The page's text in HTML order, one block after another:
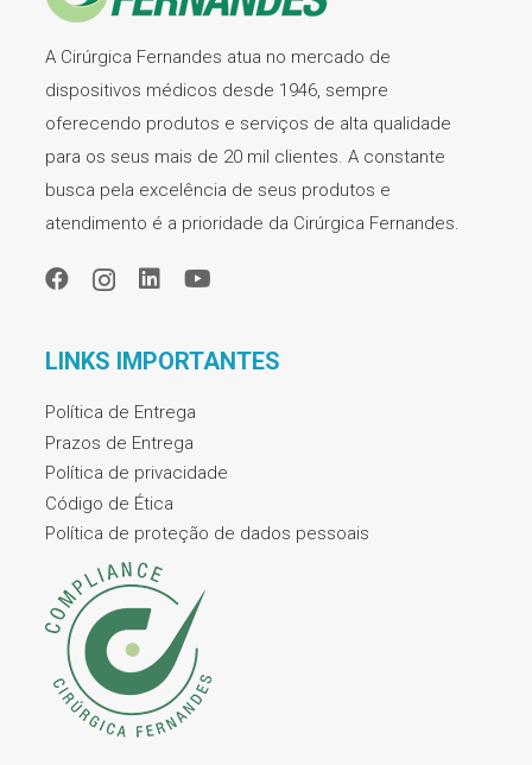
A Cirúrgica Fernandes atua no mercado de
dispositivos médicos desde 1946, sempre
oferecendo produtos e serviços de alta qualidade
para os seus mais de 20 mil clientes. A constante
busca pela excelência de seus produtos e
atendimento é a prioridade da Cirúrgica Fernandes.
LINKS IMPORTANTES
Política de Entrega
Prazos de Entrega
Política de privacidade
Código de Ética
Política de proteção de dados pessoais